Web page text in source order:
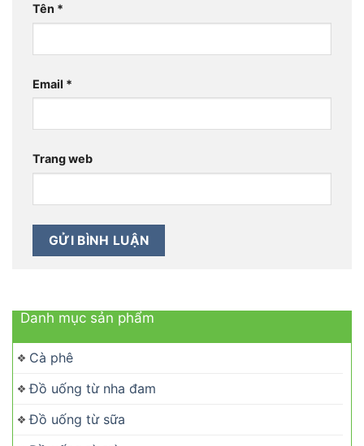
Tên *
Email *
Trang web
Danh mục sản phẩm
Cà phê
Đồ uống từ nha đam
Đồ uống từ sữa